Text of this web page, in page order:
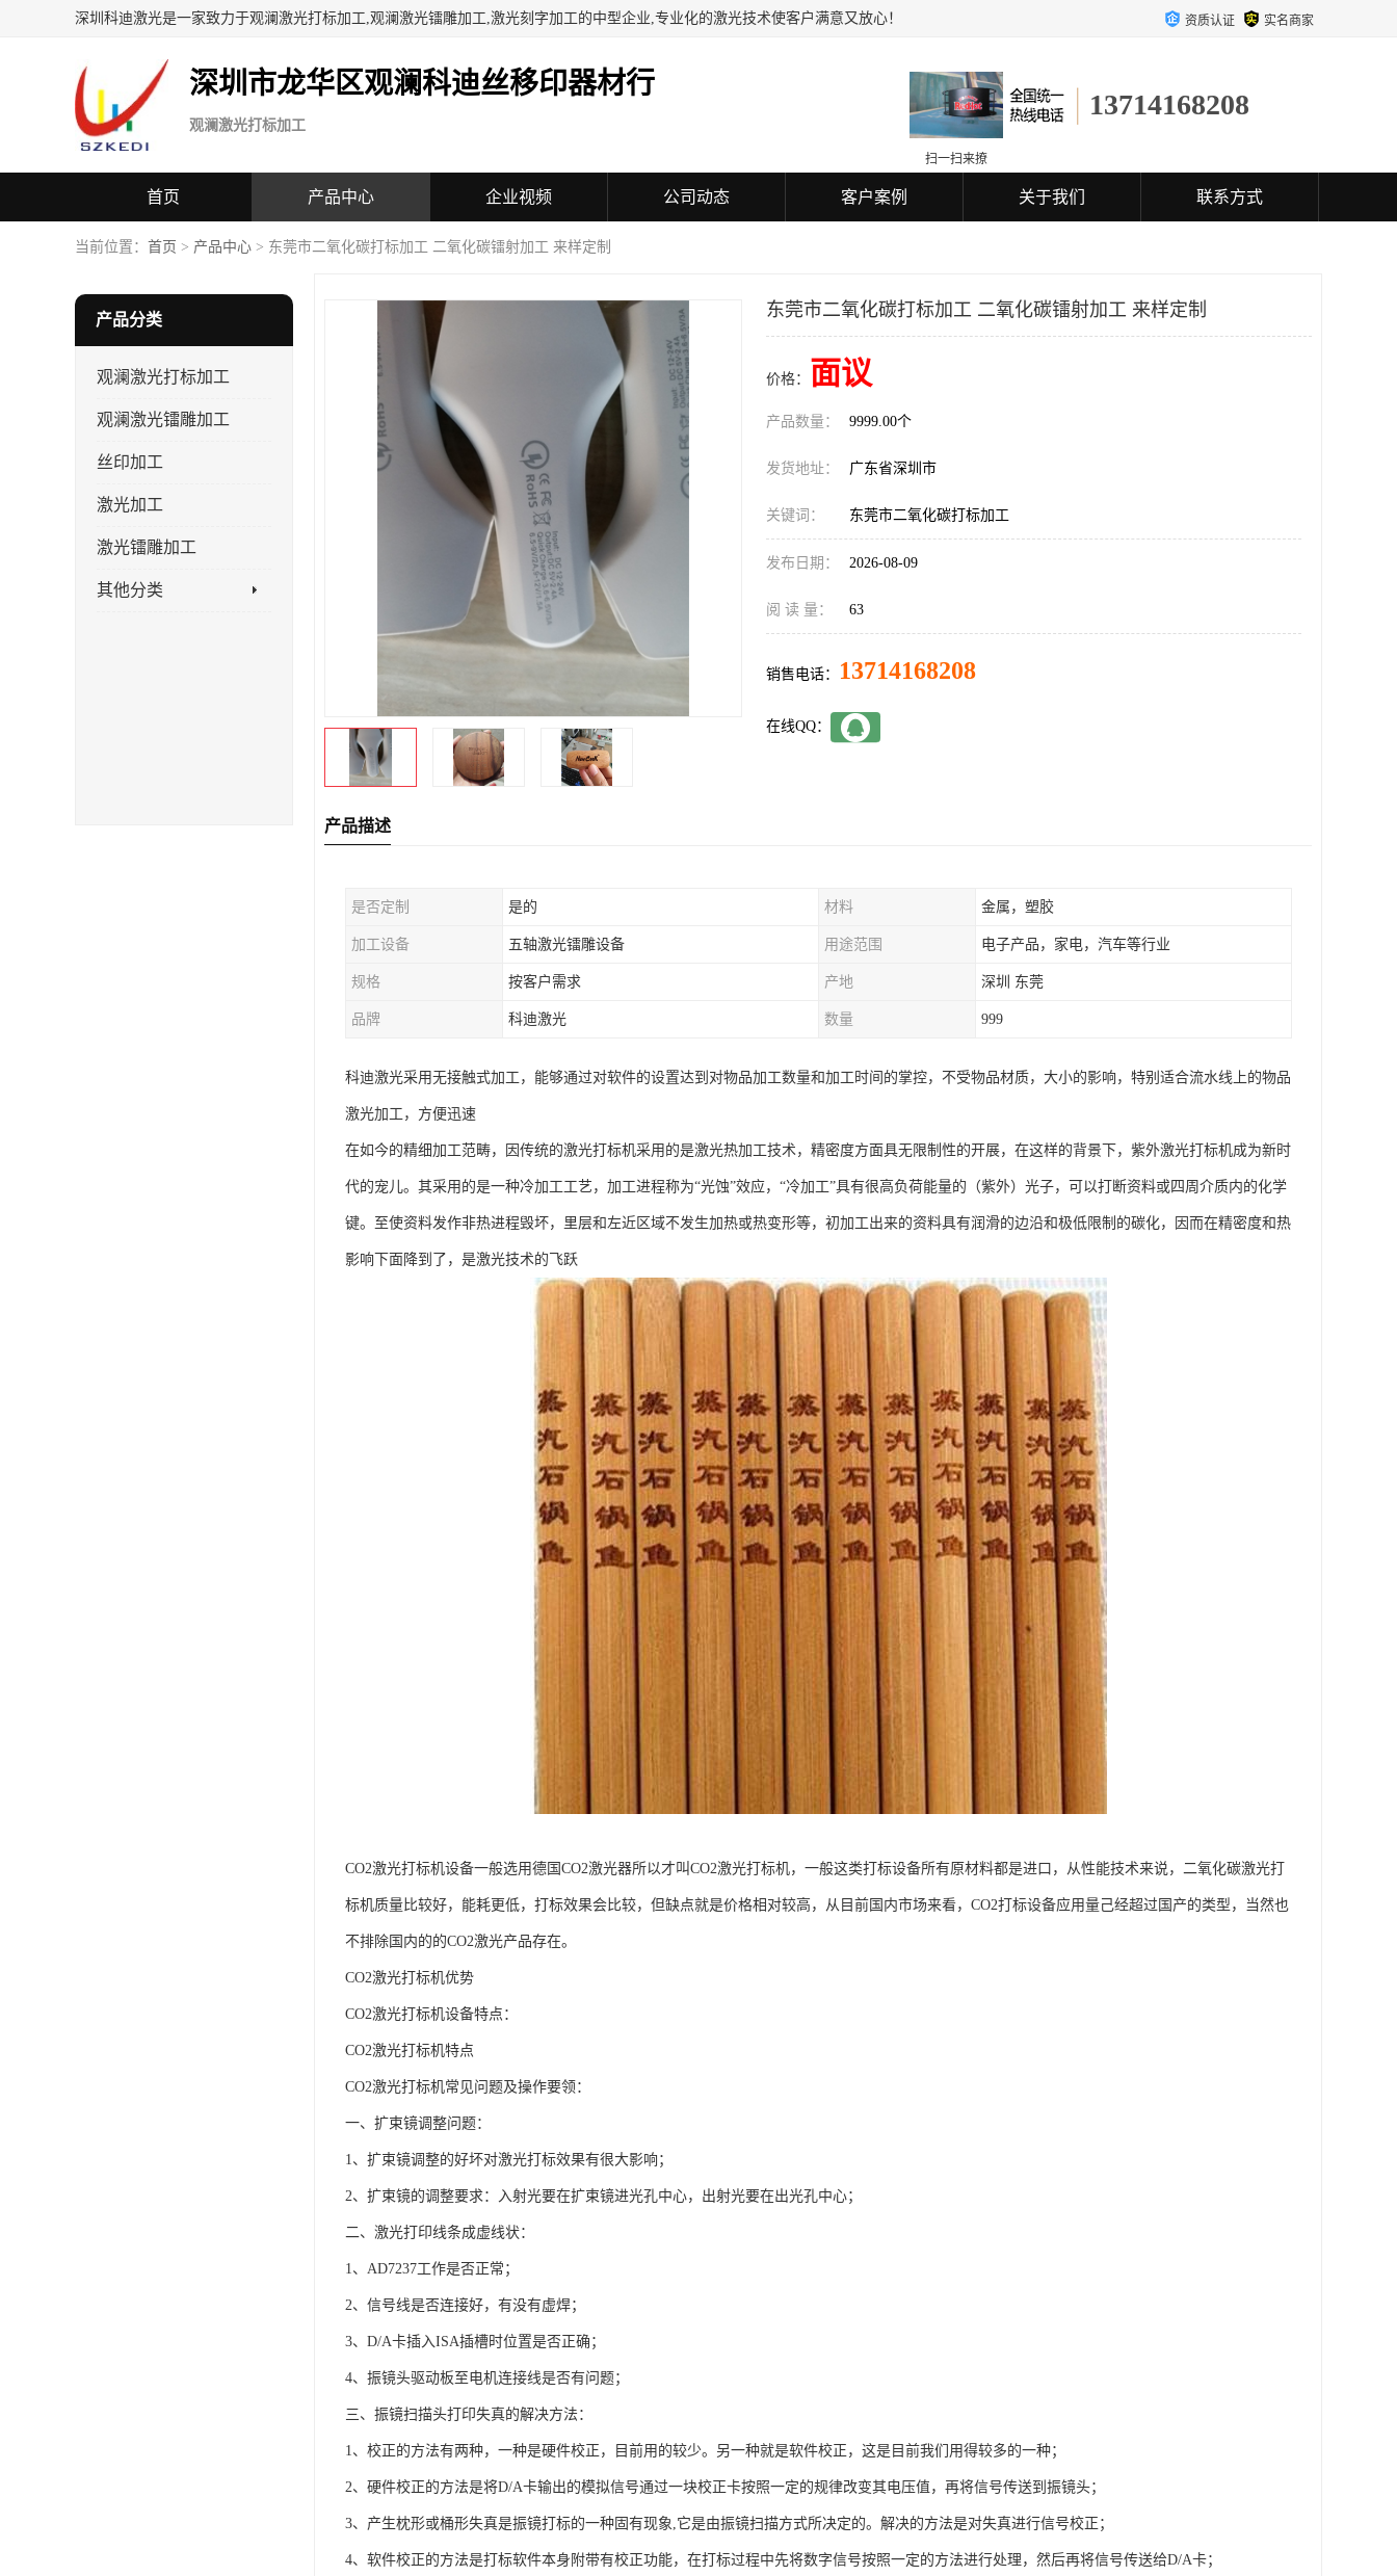
深圳科迪激光是一家致力于观澜激光打标加工,观澜激光镭雕加工,激光刻字加工的中型企业,专业化的激光技术使客户满意又放心！ 资质认证 实名商家
深圳市龙华区观澜科迪丝移印器材行
观澜激光打标加工
13714168208
扫一扫来撩
首页 产品中心 企业视频 公司动态 客户案例 关于我们 联系方式
当前位置： 首页 > 产品中心 > 东莞市二氧化碳打标加工 二氧化碳镭射加工 来样定制
产品分类
观澜激光打标加工
观澜激光镭雕加工
丝印加工
激光加工
激光镭雕加工
其他分类
东莞市二氧化碳打标加工 二氧化碳镭射加工 来样定制
价格： 面议
产品数量： 9999.00个
发货地址： 广东省深圳市
关键词： 东莞市二氧化碳打标加工
发布日期： 2026-08-09
阅 读 量： 63
销售电话： 13714168208
在线QQ：
产品描述
是否定制 是的 材料 金属，塑胶
加工设备 五轴激光镭雕设备 用途范围 电子产品，家电，汽车等行业
规格 按客户需求 产地 深圳 东莞
品牌 科迪激光 数量 999
科迪激光采用无接触式加工，能够通过对软件的设置达到对物品加工数量和加工时间的掌控，不受物品材质，大小的影响，特别适合流水线上的物品
激光加工，方便迅速
在如今的精细加工范畴，因传统的激光打标机采用的是激光热加工技术，精密度方面具无限制性的开展，在这样的背景下，紫外激光打标机成为新时
代的宠儿。其采用的是一种冷加工工艺，加工进程称为“光蚀”效应，“冷加工”具有很高负荷能量的（紫外）光子，可以打断资料或四周介质内的化学
键。至使资料发作非热进程毁坏，里层和左近区域不发生加热或热变形等，初加工出来的资料具有润滑的边沿和极低限制的碳化，因而在精密度和热
影响下面降到了，是激光技术的飞跃
CO2激光打标机设备一般选用德国CO2激光器所以才叫CO2激光打标机，一般这类打标设备所有原材料都是进口，从性能技术来说，二氧化碳激光打
标机质量比较好，能耗更低，打标效果会比较，但缺点就是价格相对较高，从目前国内市场来看，CO2打标设备应用量己经超过国产的类型，当然也
不排除国内的的CO2激光产品存在。
CO2激光打标机优势
CO2激光打标机设备特点：
CO2激光打标机特点
CO2激光打标机常见问题及操作要领：
一、扩束镜调整问题：
1、扩束镜调整的好坏对激光打标效果有很大影响；
2、扩束镜的调整要求：入射光要在扩束镜进光孔中心，出射光要在出光孔中心；
二、激光打印线条成虚线状：
1、AD7237工作是否正常；
2、信号线是否连接好，有没有虚焊；
3、D/A卡插入ISA插槽时位置是否正确；
4、振镜头驱动板至电机连接线是否有问题；
三、振镜扫描头打印失真的解决方法：
1、校正的方法有两种，一种是硬件校正，目前用的较少。另一种就是软件校正，这是目前我们用得较多的一种；
2、硬件校正的方法是将D/A卡输出的模拟信号通过一块校正卡按照一定的规律改变其电压值，再将信号传送到振镜头；
3、产生枕形或桶形失真是振镜打标的一种固有现象,它是由振镜扫描方式所决定的。解决的方法是对失真进行信号校正；
4、软件校正的方法是打标软件本身附带有校正功能，在打标过程中先将数字信号按照一定的方法进行处理，然后再将信号传送给D/A卡；